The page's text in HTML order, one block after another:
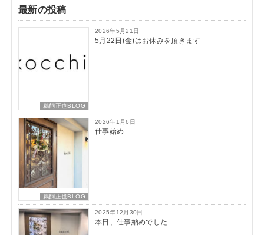
最新の投稿
鵜飼正也BLOG
2026年5月21日
5月22日(金)はお休みを頂きます
鵜飼正也BLOG
2026年1月6日
仕事始め
2025年12月30日
本日、仕事納めでした